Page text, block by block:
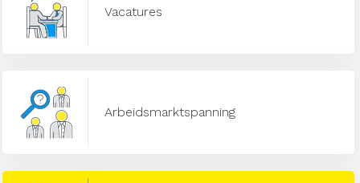
Vacatures
Arbeidsmarktspanning